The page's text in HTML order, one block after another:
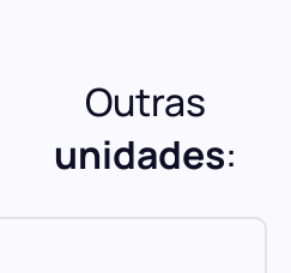
Outras
unidades: